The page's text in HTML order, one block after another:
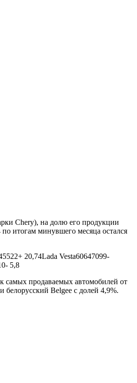
Chery), на долю его продукции
итогам минувшего месяца остался
20,74Lada Vesta60647099-
5,8
самых продаваемых автомобилей от
Belgee с долей 4,9%.